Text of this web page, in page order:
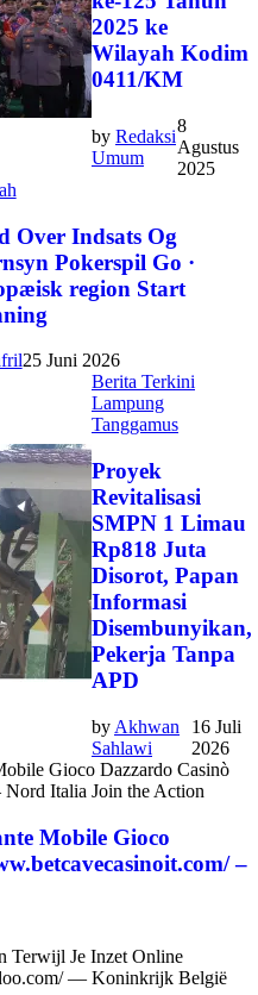
2025 ke
Wilayah Kodim
0411/KM
by Redaksi
Umum
8
Agustus
2025
Over Indsats Og
Pokerspil Go ·
region Start
25 Juni 2026
Berita Terkini
Lampung
Tanggamus
Proyek
Revitalisasi
SMPN 1 Limau
Rp818 Juta
Disorot, Papan
Informasi
Disembunyikan,
Pekerja Tanpa
APD
by Akhwan
Sahlawi
16 Juli
2026
Mobile Gioco
–